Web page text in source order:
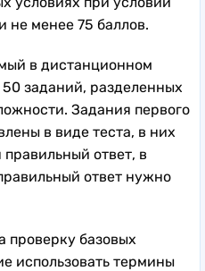
не менее 75 баллов.
в дистанционном
заданий, разделенных
Задания первого
в виде теста, в них
ответ, в
ответ нужно
проверку базовых
использовать термины